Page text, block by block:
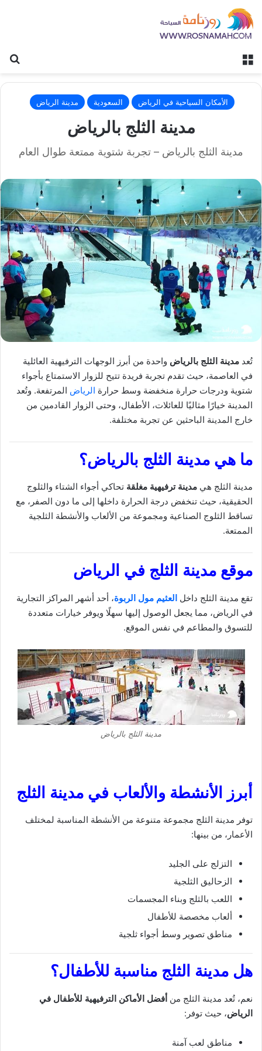
الأمكان السياحية في الرياض السعودية مدينة الرياض
مدينة الثلج بالرياض
مدينة الثلج بالرياض – تجربة شتوية ممتعة طوال العام
تُعد مدينة الثلج بالرياض واحدة من أبرز الوجهات الترفيهية العائلية
في العاصمة، حيث تقدم تجربة فريدة تتيح للزوار الاستمتاع بأجواء
شتوية ودرجات حرارة منخفضة وسط حرارة الرياض المرتفعة. وتُعد
المدينة خيارًا مثاليًا للعائلات، الأطفال، وحتى الزوار القادمين من
خارج المدينة الباحثين عن تجربة مختلفة.
ما هي مدينة الثلج بالرياض؟
مدينة الثلج هي مدينة ترفيهية مغلقة تحاكي أجواء الشتاء والثلوج
الحقيقية، حيث تنخفض درجة الحرارة داخلها إلى ما دون الصفر، مع
تساقط الثلوج الصناعية ومجموعة من الألعاب والأنشطة الثلجية
الممتعة.
موقع مدينة الثلج في الرياض
تقع مدينة الثلج داخل العثيم مول الربوة، أحد أشهر المراكز التجارية
في الرياض، مما يجعل الوصول إليها سهلًا ويوفر خيارات متعددة
للتسوق والمطاعم في نفس الموقع.
مدينة الثلج بالرياض
أبرز الأنشطة والألعاب في مدينة الثلج
توفر مدينة الثلج مجموعة متنوعة من الأنشطة المناسبة لمختلف
الأعمار، من بينها:
التزلج على الجليد
الزحاليق الثلجية
اللعب بالثلج وبناء المجسمات
ألعاب مخصصة للأطفال
مناطق تصوير وسط أجواء ثلجية
هل مدينة الثلج مناسبة للأطفال؟
نعم، تُعد مدينة الثلج من أفضل الأماكن الترفيهية للأطفال في
الرياض، حيث توفر:
مناطق لعب آمنة